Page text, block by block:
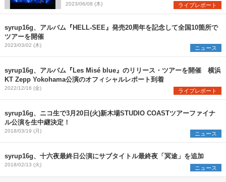
のオフィシャルレポート到着
2023/06/08 (木) ライブレポート
syrup16g、アルバム『HELL-SEE』発売20周年を記念して全国10箇所で
ツアーを開催
2023/03/02 (木) ニュース
syrup16g、アルバム『Les Misé blue』のリリース・ツアーを開催 横浜
KT Zepp Yokohama公演のオフィシャルレポート到着
2022/12/16 (金) ライブレポート
syrup16g、ニコ生で3月20日(火)新木場STUDIO COASTツアーファイナ
ル公演を生中継決定！
2018/03/19 (月) ニュース
syrup16g、十六夜最終日公演にサブタイトル最終夜「冥途」を追加
2018/02/13 (火) ニュース